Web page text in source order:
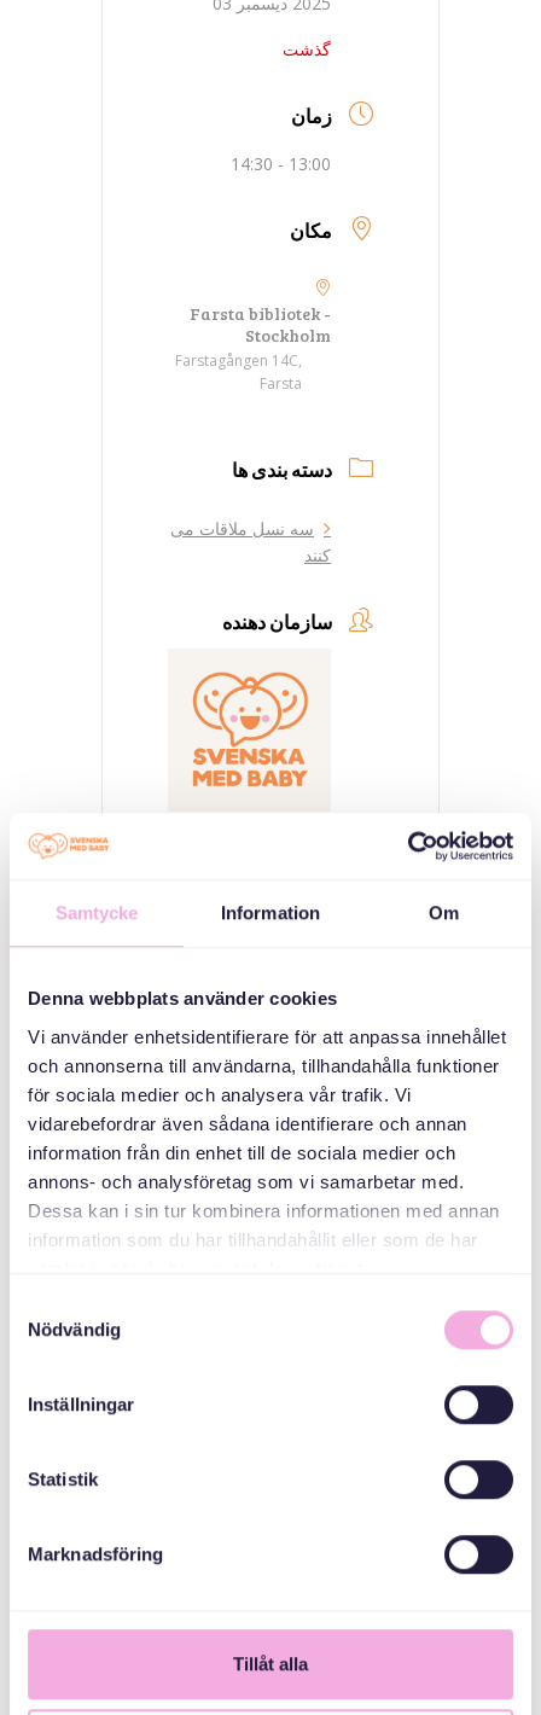
Samtycke Information Om
Denna webbplats använder cookies
Vi använder enhetsidentifierare för att anpassa innehållet
och annonserna till användarna, tillhandahålla funktioner
för sociala medier och analysera vår trafik. Vi
vidarebefordrar även sådana identifierare och annan
information från din enhet till de sociala medier och
annons- och analysföretag som vi samarbetar med.
Dessa kan i sin tur kombinera informationen med annan
information som du har tillhandahållit eller som de har
Nödvändig
Inställningar
Statistik
Marknadsföring
Tillåt alla
گذشت
زمان
13:00 - 14:30
مکان
Farsta bibliotek -
Stockholm
Farstagången 14C,
Farsta
دسته بندی ها
سه نسل ملاقات می
کنند
سازمان دهنده
ایمیل
هم سازمان دهندگان
Allmänna
arvsfonden
Stockholms Stad